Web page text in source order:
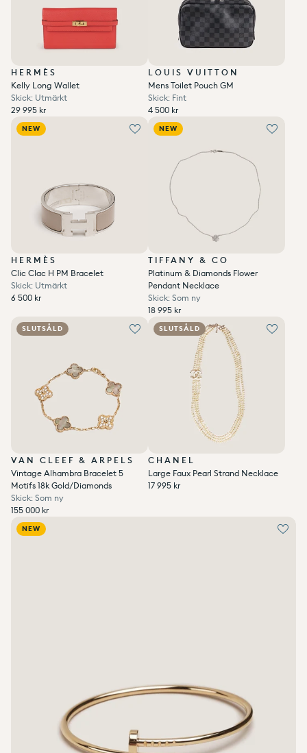
HERMÈS
Kelly Long Wallet
Skick: Utmärkt
Ordinarie pris
29 995 kr
Ordinarie pris
Reapris
29 995 kr
LOUIS VUITTON
Mens Toilet Pouch GM
Skick: Fint
Ordinarie pris
4 500 kr
Ordinarie pris
Reapris
4 500 kr
HERMÈS
Clic Clac H PM Bracelet
Skick: Utmärkt
Ordinarie pris
6 500 kr
NEW
TIFFANY & CO
Platinum & Diamonds Flower
Pendant Necklace
Skick: Som ny
Ordinarie pris
18 995 kr
Ordinarie pris
Reapris
18 995 kr
NEW
VAN CLEEF & ARPELS
Vintage Alhambra Bracelet 5
Motifs 18k Gold/Diamonds
Skick: Som ny
Ordinarie pris
155 000 kr
Ordinarie pris
Reapris
155 000 kr
SLUTSÅLD
CHANEL
Large Faux Pearl Strand Necklace
Ordinarie pris
17 995 kr
SLUTSÅLD
NEW